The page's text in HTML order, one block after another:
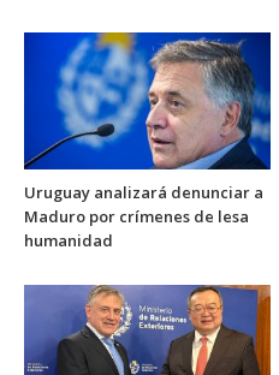
Uruguay analizará denunciar a
Maduro por crímenes de lesa
humanidad